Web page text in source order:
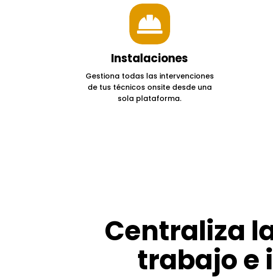

Instalaciones
Gestiona todas las intervenciones
de tus técnicos onsite desde una
sola plataforma.
Centraliza
trabajo e